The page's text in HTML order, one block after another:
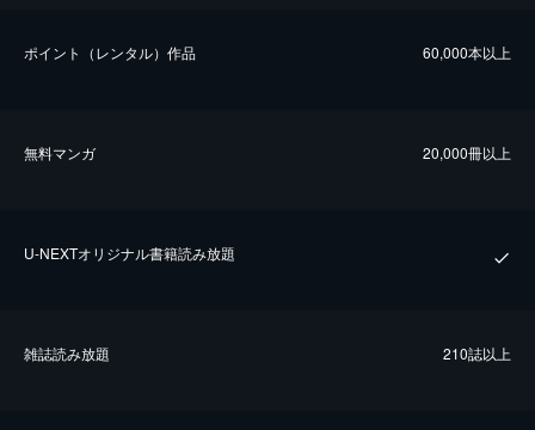
ポイント（レンタル）作品 60,000本以上
無料マンガ 20,000冊以上
U-NEXTオリジナル書籍読み放題
雑誌読み放題 210誌以上